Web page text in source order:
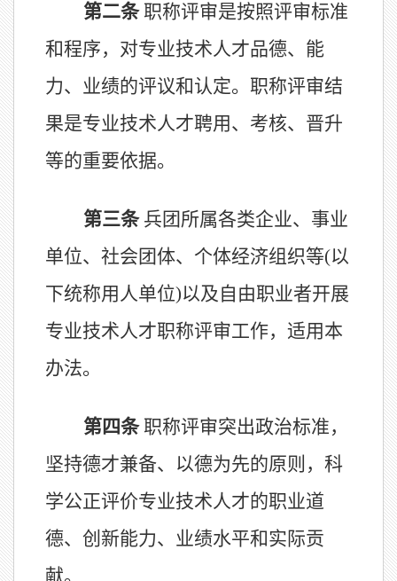
第二条 职称评审是按照评审标准
和程序，对专业技术人才品德、能
力、业绩的评议和认定。职称评审结
果是专业技术人才聘用、考核、晋升
等的重要依据。
第三条 兵团所属各类企业、事业
单位、社会团体、个体经济组织等(以
下统称用人单位)以及自由职业者开展
专业技术人才职称评审工作，适用本
办法。
第四条 职称评审突出政治标准，
坚持德才兼备、以德为先的原则，科
学公正评价专业技术人才的职业道
德、创新能力、 业绩水平和实际贡
献。